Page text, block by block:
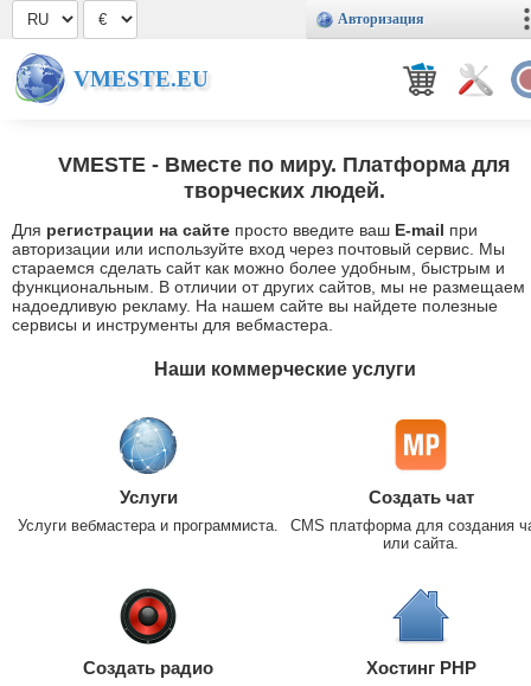
Авторизация
VMESTE.EU
VMESTE - Вместе по миру. Платформа для
творческих людей.
Для регистрации на сайте просто введите ваш E-mail при
авторизации или используйте вход через почтовый сервис. Мы
стараемся сделать сайт как можно более удобным, быстрым и
функциональным. В отличии от других сайтов, мы не размещаем
надоедливую рекламу. На нашем сайте вы найдете полезные
сервисы и инструменты для вебмастера.
Наши коммерческие услуги
Услуги
Услуги вебмастера и программиста.
Создать чат
CMS платформа для создания
или сайта.
Создать радио Хостинг PHP